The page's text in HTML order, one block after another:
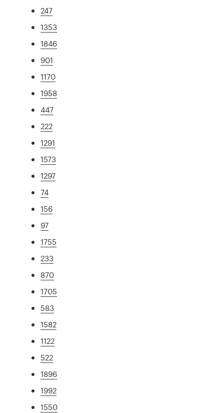
247
1353
1846
901
1170
1958
447
222
1291
1573
1297
74
156
97
1755
233
870
1705
583
1582
1122
522
1896
1992
1550